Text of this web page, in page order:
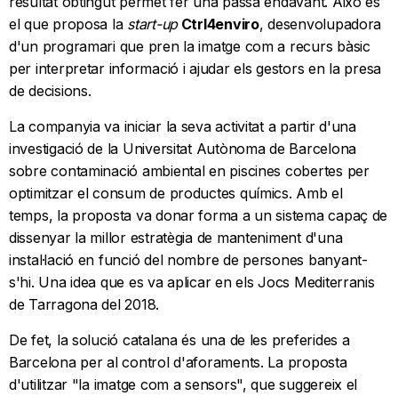
el que proposa lastart-upCtrl4enviro, desenvolupadora
d'un programari que pren la imatge com a recurs bàsic
per interpretar informació i ajudar els gestors en la presa
de decisions.
La companyia va iniciar la seva activitat a partir d'una
investigació de la Universitat Autònoma de Barcelona
sobre contaminació ambiental en piscines cobertes per
optimitzar el consum de productes químics. Amb el
temps, la proposta va donar forma a un sistema capaç de
dissenyar la millor estratègia de manteniment d'una
instal·lació en funció del nombre de persones banyant-
s'hi. Una idea que es va aplicar en els Jocs Mediterranis
de Tarragona del 2018.
De fet, la solució catalana és una de les preferides a
Barcelona per al control d'aforaments. La proposta
d'utilitzar "la imatge com a sensors", que suggereix el